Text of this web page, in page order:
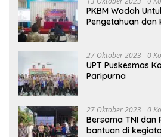
PKBM Wadah
Pengetahuan dan
27 Oktober 2023 0
UPT Puskesmas
Paripurna
27 Oktober 2023 0
Bersama TNI dan
bantuan di